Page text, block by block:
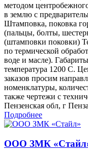
методом
в землю с
Штамповка, поковка
(пальцы, болты,
(штамповки поковки)
по термической
воде и масле).
температура 1200 С.
заказов просим
номенклатуры,
также чертежи с
Пензенская обл, г
Подробнее
ООО ЗМК